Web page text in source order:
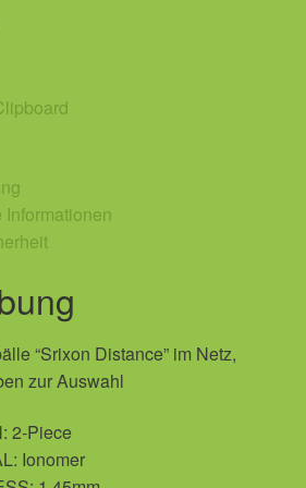
“Srixon Distance” im Netz,
zur Auswahl
2-Piece
Ionomer